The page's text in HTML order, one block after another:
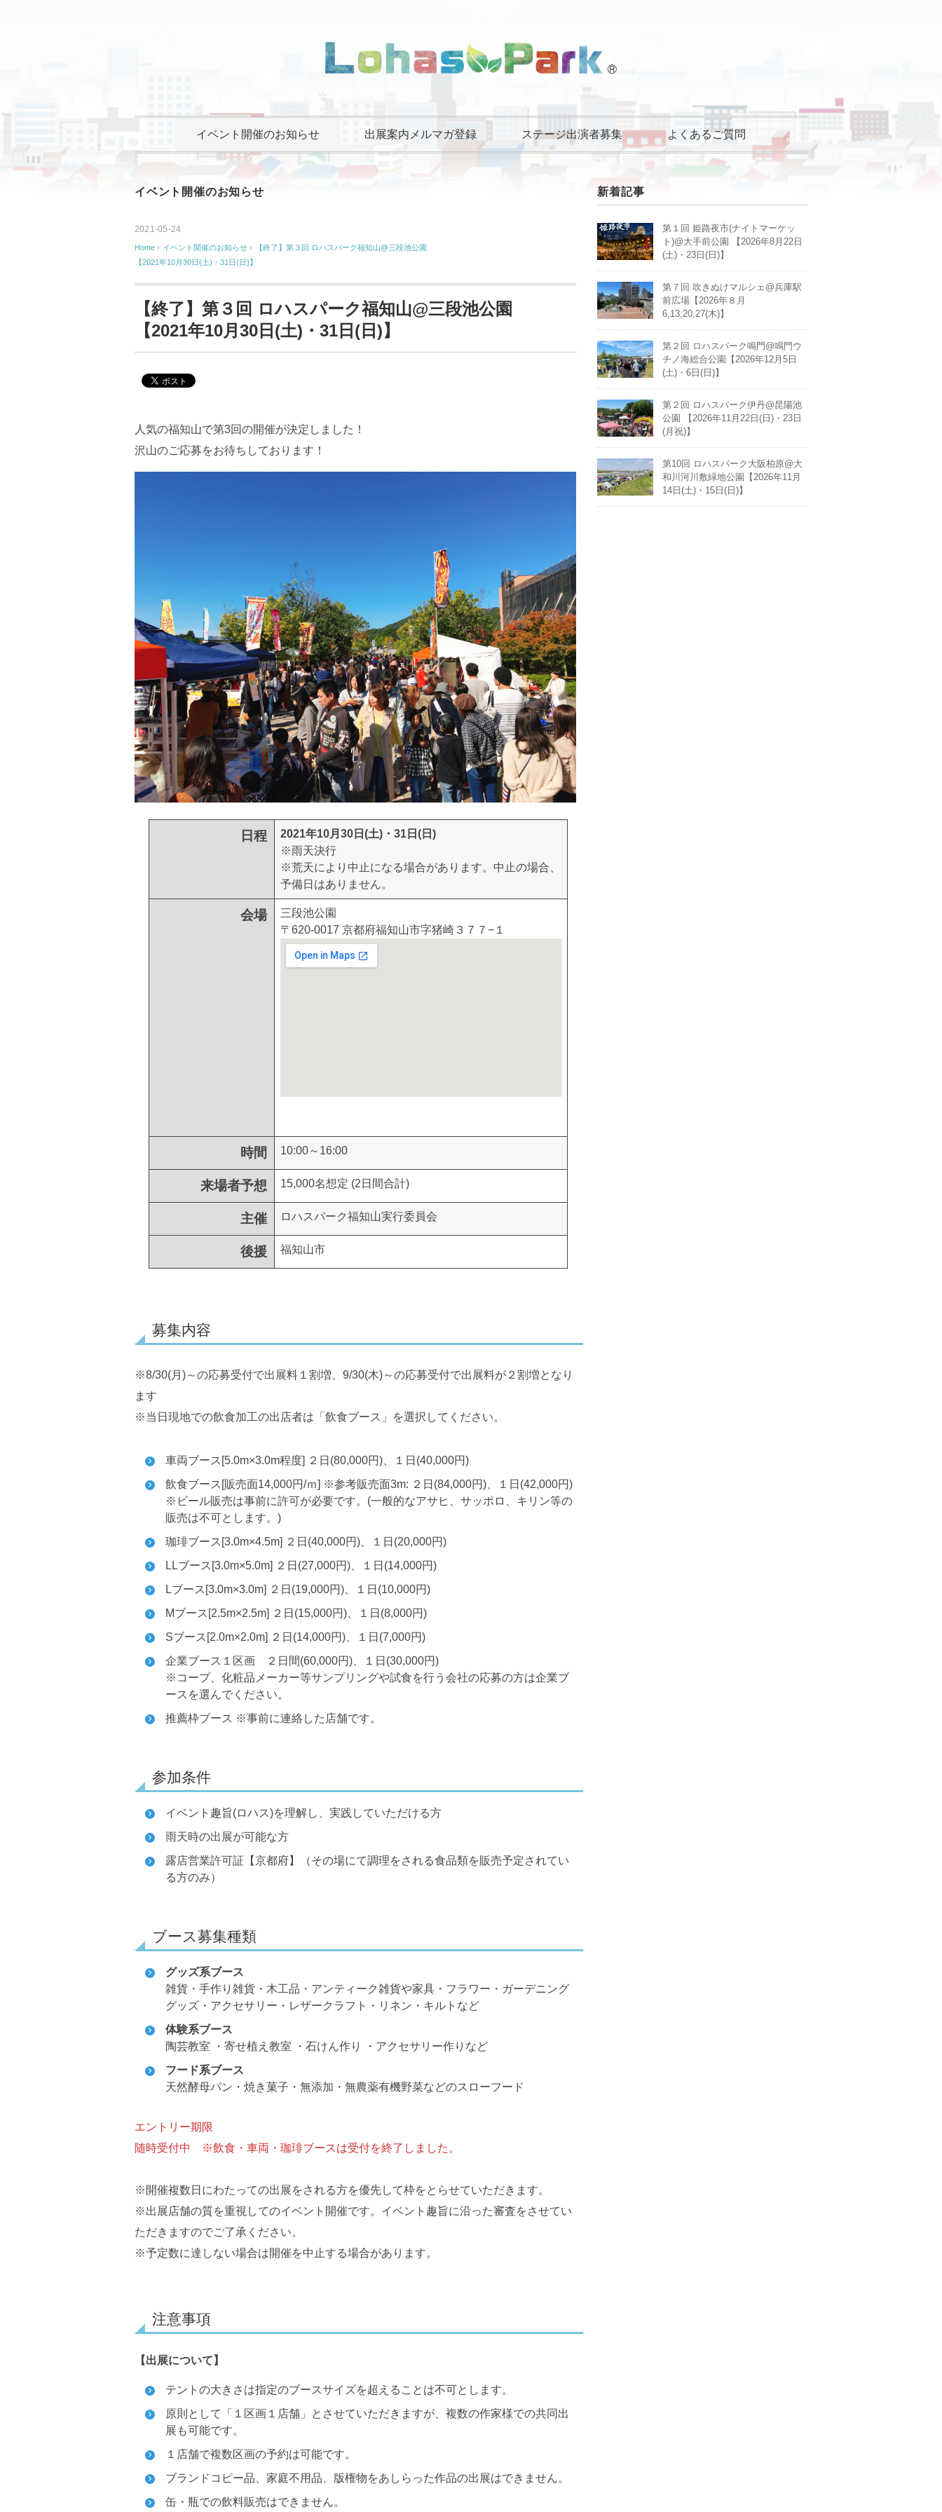
イベント開催のお知らせ 出展案内メルマガ登録 ステージ出演者募集 よくあるご質問
イベント開催のお知らせ
2021-05-24
Home › イベント開催のお知らせ ›
【終了】第３回 ロハスパーク福知山@三段池公園
【2021年10月30日(土)・31日(日)】
【終了】第３回 ロハスパーク福知山@三段池公園
【2021年10月30日(土)・31日(日)】
人気の福知山で第3回の開催が決定しました！
沢山のご応募をお待ちしております！
日程
2021年10月30日(土)・31日(日)
※雨天決行
※荒天により中止になる場合があります。中止の場合、
予備日はありません。
会場
三段池公園
〒620-0017 京都府福知山市字猪崎３７７−１
時間 10:00～16:00
来場者予想 15,000名想定 (2日間合計)
主催 ロハスパーク福知山実行委員会
後援 福知山市
募集内容
※8/30(月)～の応募受付で出展料１割増、9/30(木)～の応募受付で出展料が２割増となり
ます
※当日現地での飲食加工の出店者は「飲食ブース」を選択してください。
車両ブース[5.0m×3.0m程度] ２日(80,000円)、１日(40,000円)
飲食ブース[販売面14,000円/ｍ] ※参考販売面3m: ２日(84,000円)、１日(42,000円)
※ビール販売は事前に許可が必要です。(一般的なアサヒ、サッポロ、キリン等の
販売は不可とします。)
珈琲ブース[3.0m×4.5m] ２日(40,000円)、１日(20,000円)
LLブース[3.0m×5.0m] ２日(27,000円)、１日(14,000円)
Lブース[3.0m×3.0m] ２日(19,000円)、１日(10,000円)
Mブース[2.5m×2.5m] ２日(15,000円)、１日(8,000円)
Sブース[2.0m×2.0m] ２日(14,000円)、１日(7,000円)
企業ブース１区画 ２日間(60,000円)、１日(30,000円)
※コープ、化粧品メーカー等サンプリングや試食を行う会社の応募の方は企業ブ
ースを選んでください。
推薦枠ブース ※事前に連絡した店舗です。
参加条件
イベント趣旨(ロハス)を理解し、実践していただける方
雨天時の出展が可能な方
露店営業許可証【京都府】（その場にて調理をされる食品類を販売予定されてい
る方のみ）
ブース募集種類
グッズ系ブース
雑貨・手作り雑貨・木工品・アンティーク雑貨や家具・フラワー・ガーデニング
グッズ・アクセサリー・レザークラフト・リネン・キルトなど
体験系ブース
陶芸教室 ・寄せ植え教室 ・石けん作り ・アクセサリー作りなど
フード系ブース
天然酵母パン・焼き菓子・無添加・無農薬有機野菜などのスローフード
エントリー期限
随時受付中 ※飲食・車両・珈琲ブースは受付を終了しました。
※開催複数日にわたっての出展をされる方を優先して枠をとらせていただきます。
※出展店舗の質を重視してのイベント開催です。イベント趣旨に沿った審査をさせてい
ただきますのでご了承ください。
※予定数に達しない場合は開催を中止する場合があります。
注意事項
【出展について】
テントの大きさは指定のブースサイズを超えることは不可とします。
原則として「１区画１店舗」とさせていただきますが、複数の作家様での共同出
展も可能です。
１店舗で複数区画の予約は可能です。
ブランドコピー品、家庭不用品、版権物をあしらった作品の出展はできません。
缶・瓶での飲料販売はできません。
新着記事
第１回 姫路夜市(ナイトマーケッ
ト)@大手前公園 【2026年8月22日
(土)・23日(日)】
第７回 吹きぬけマルシェ@兵庫駅
前広場【2026年８月
6,13,20,27(木)】
第２回 ロハスパーク鳴門@鳴門ウ
チノ海総合公園【2026年12月5日
(土)・6日(日)】
第２回 ロハスパーク伊丹@昆陽池
公園 【2026年11月22日(日)・23日
(月祝)】
第10回 ロハスパーク大阪柏原@大
和川河川敷緑地公園【2026年11月
14日(土)・15日(日)】